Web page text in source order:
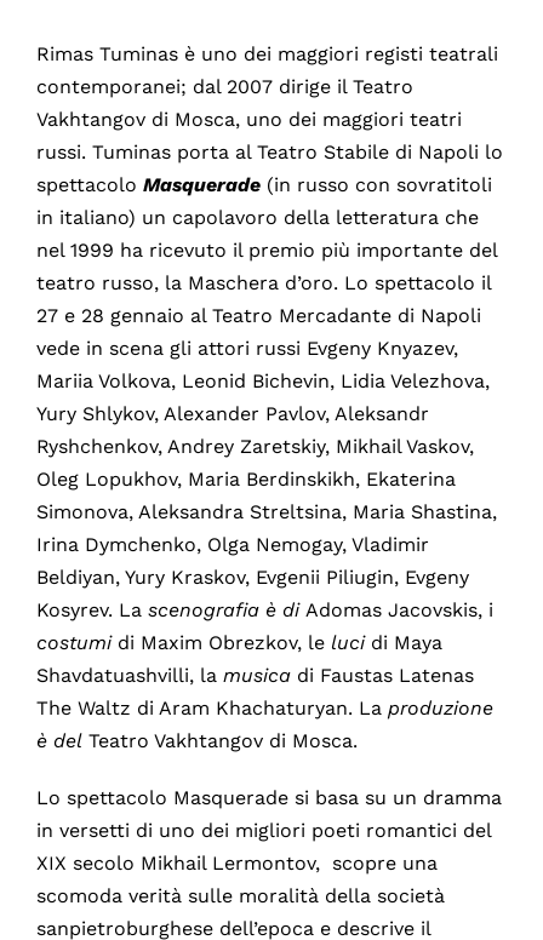
Rimas Tuminas è uno dei maggiori registi teatrali
contemporanei; dal 2007 dirige il Teatro
Vakhtangov di Mosca, uno dei maggiori teatri
russi. Tuminas porta al Teatro Stabile di Napoli lo
spettacolo Masquerade(in russo con sovratitoli
in italiano) un capolavoro della letteratura che
nel 1999 ha ricevuto il premio più importante del
teatro russo, la Maschera d’oro. Lo spettacolo il
27 e 28 gennaio al Teatro Mercadante di Napoli
vede in scena gli attori russi Evgeny Knyazev,
Mariia Volkova, Leonid Bichevin, Lidia Velezhova,
Yury Shlykov, Alexander Pavlov, Aleksandr
Ryshchenkov, Andrey Zaretskiy, Mikhail Vaskov,
Oleg Lopukhov, Maria Berdinskikh, Ekaterina
Simonova, Aleksandra Streltsina, Maria Shastina,
Irina Dymchenko, Olga Nemogay, Vladimir
Beldiyan, Yury Kraskov, Evgenii Piliugin, Evgeny
Kosyrev. La scenografia è di Adomas Jacovskis, i
costumidi Maxim Obrezkov, le lucidi Maya
Shavdatuashvilli, la musicadi Faustas Latenas
The Waltz di Aram Khachaturyan. La produzione
è delTeatro Vakhtangov di Mosca.
Lo spettacolo Masquerade si basa su un dramma
in versetti di uno dei migliori poeti romantici del
XIX secolo Mikhail Lermontov, scopre una
scomoda verità sulle moralità della società
sanpietroburghese dell’epoca e descrive il